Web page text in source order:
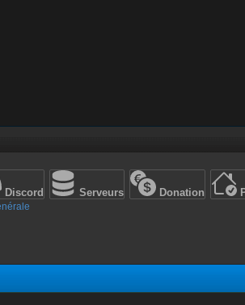
Discord Serveurs Donation